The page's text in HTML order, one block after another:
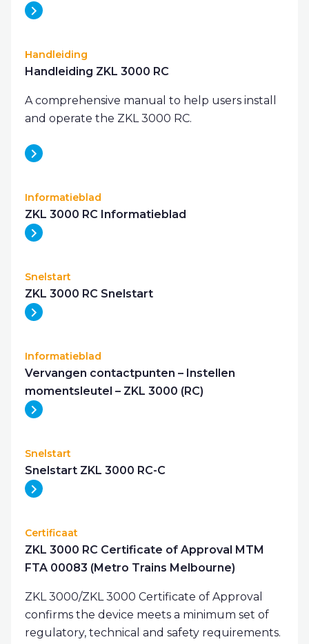
Handleiding
Handleiding ZKL 3000 RC
A comprehensive manual to help users install
and operate the ZKL 3000 RC.
Informatieblad
ZKL 3000 RC Informatieblad
Snelstart
ZKL 3000 RC Snelstart
Informatieblad
Vervangen contactpunten – Instellen
momentsleutel – ZKL 3000 (RC)
Snelstart
Snelstart ZKL 3000 RC-C
Certificaat
ZKL 3000 RC Certificate of Approval MTM
FTA 00083 (Metro Trains Melbourne)
ZKL 3000/ZKL 3000 Certificate of Approval
confirms the device meets a minimum set of
regulatory, technical and safety requirements.